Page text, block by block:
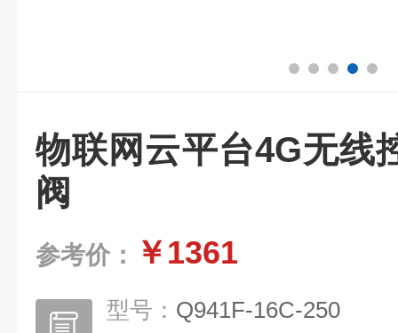
物联网云平台4G无线
阀
参考价： ￥1361
型号： Q941F-16C-250